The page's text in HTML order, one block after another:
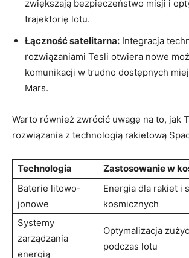
zwiększają bezpieczeństwo misji i
trajektorię lotu.
Łączność satelitarna: Integracja
rozwiązaniami Tesli otwiera nowe
komunikacji w trudno dostępnych
Mars.
Warto również zwrócić uwagę na to, jak
rozwiązania z technologią rakietową
Technologia
Zastosowanie w
Baterie litowo-
jonowe
Energia dla rakiet i
kosmicznych
Systemy
zarządzania
energią
Optymalizacja
podczas lotu